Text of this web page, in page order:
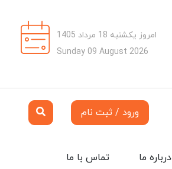
امروز یکشنبه 18 مرداد 1405
Sunday 09 August 2026
ورود / ثبت نام
تماس با ما درباره ما